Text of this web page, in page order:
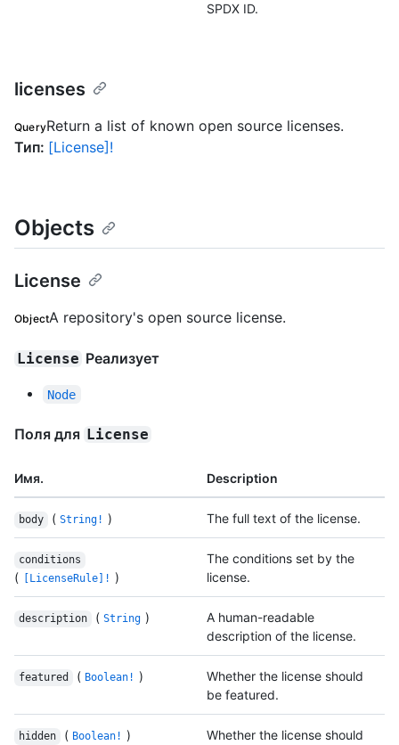
SPDX ID.
licenses
QueryReturn a list of known open source licenses.
Тип: [License]!
Objects
License
ObjectA repository's open source license.
License Реализует
Node
Поля для License
Имя. Description
body ( String! ) The full text of the license.
conditions
( [LicenseRule]! )
The conditions set by the
license.
description ( String )
A human-readable
description of the license.
featured ( Boolean! )
Whether the license should
be featured.
hidden ( Boolean! )
Whether the license should